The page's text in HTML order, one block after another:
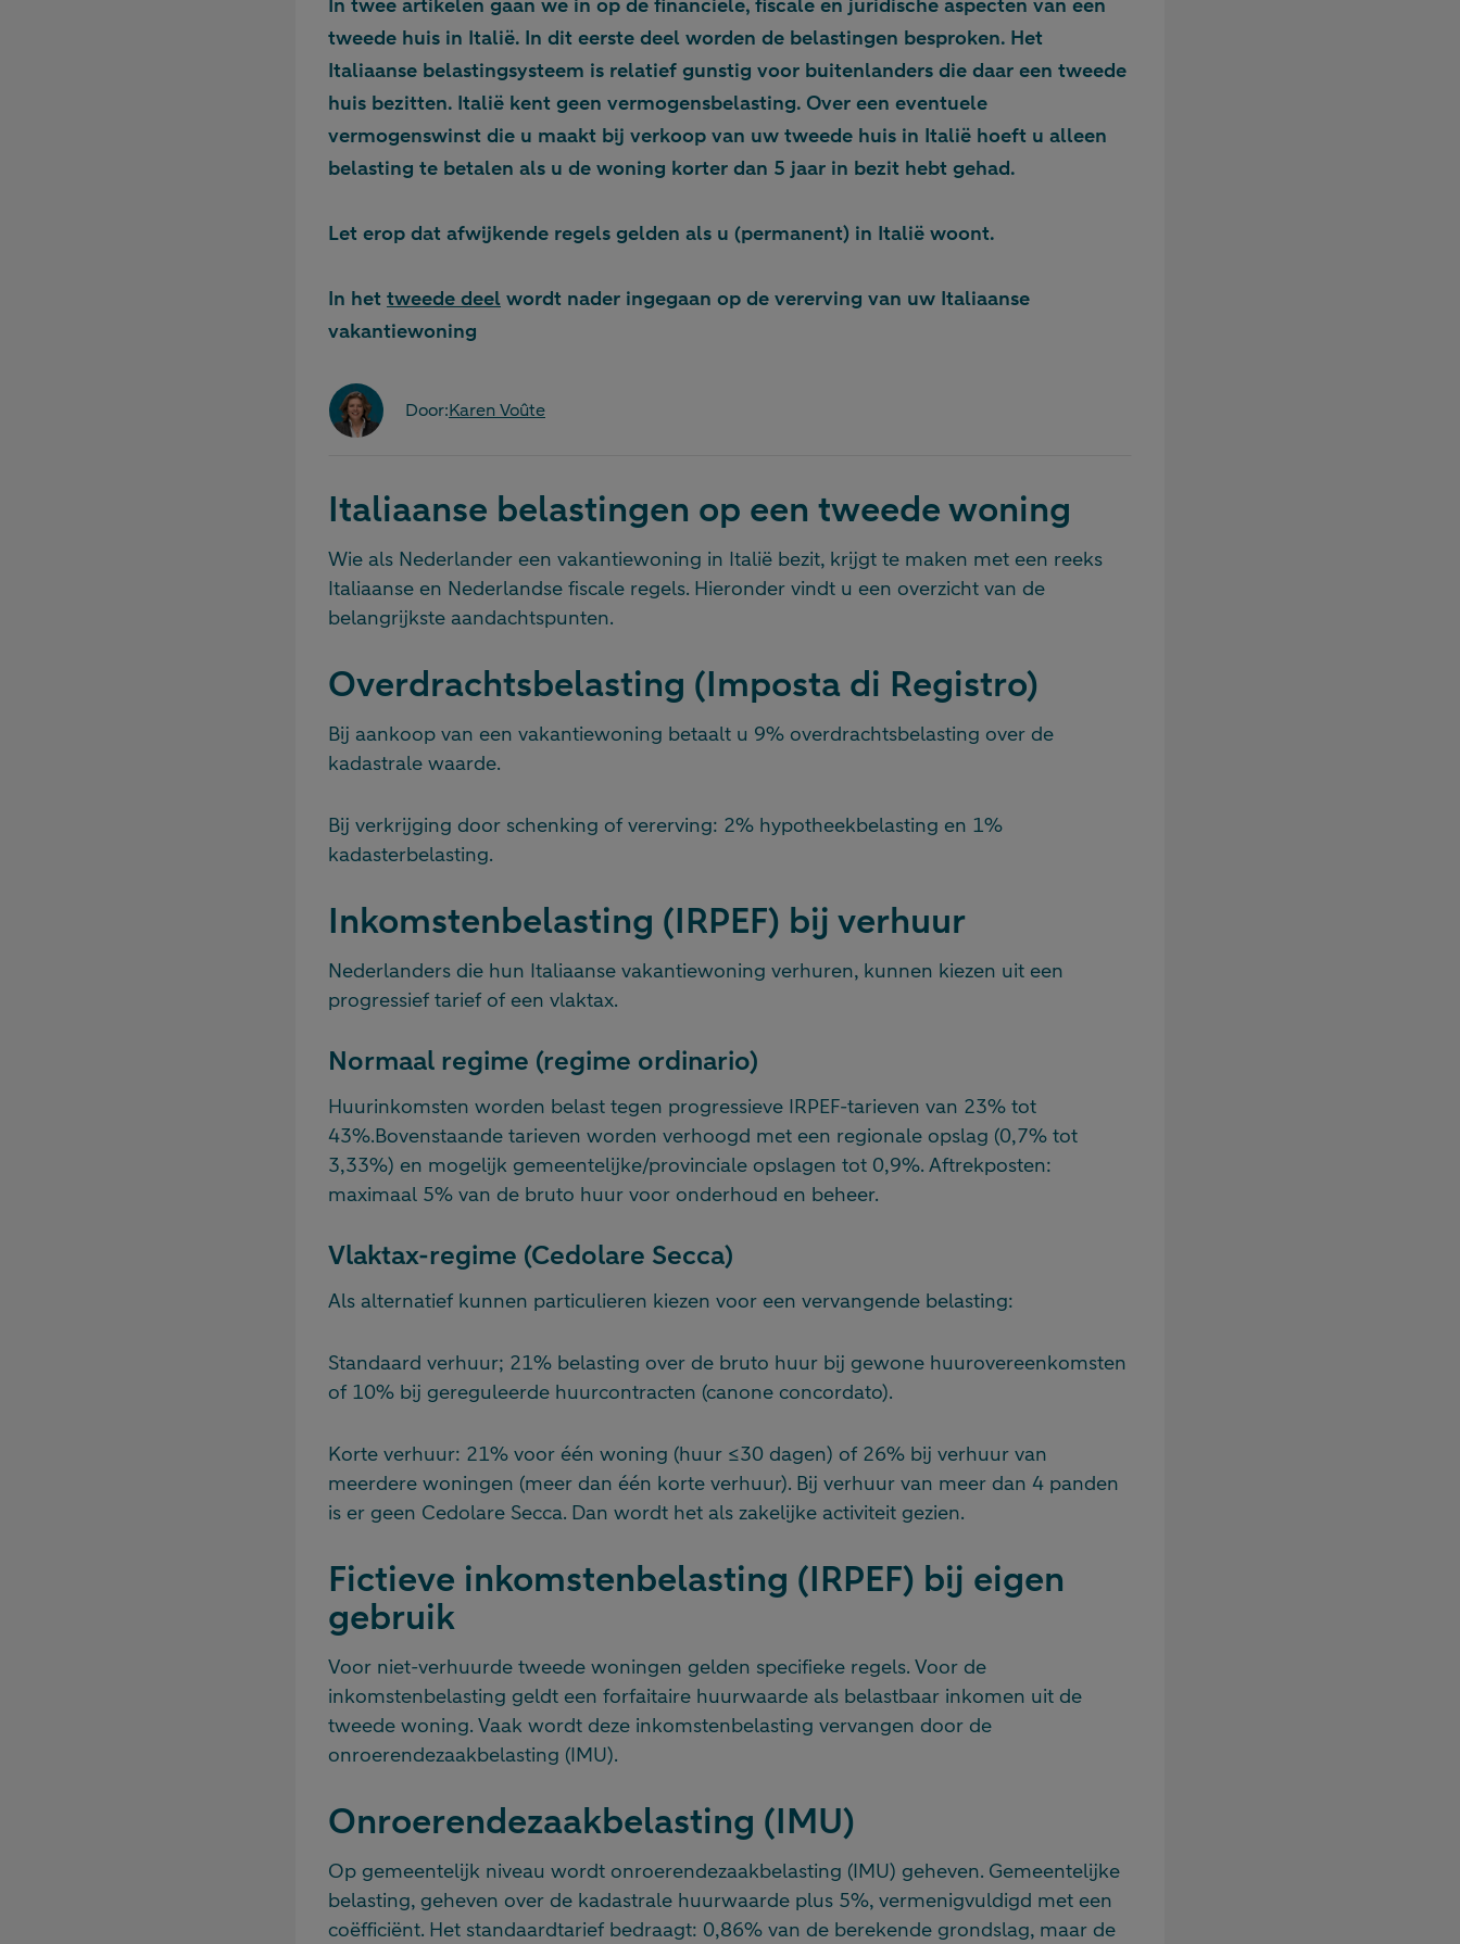
tweede huis in Italië. In dit eerste deel worden de belastingen besproken. Het
Italiaanse belastingsysteem is relatief gunstig voor buitenlanders die daar een tweede
huis bezitten. Italië kent geen vermogensbelasting. Over een eventuele
vermogenswinst die u maakt bij verkoop van uw tweede huis in Italië hoeft u alleen
belasting te betalen als u de woning korter dan 5 jaar in bezit hebt gehad.
Let erop dat afwijkende regels gelden als u (permanent) in Italië woont.
In het tweede deel wordt nader ingegaan op de vererving van uw Italiaanse
vakantiewoning
Door:Karen Voûte
Italiaanse belastingen op een tweede woning
Wie als Nederlander een vakantiewoning in Italië bezit, krijgt te maken met een reeks
Italiaanse en Nederlandse fiscale regels. Hieronder vindt u een overzicht van de
belangrijkste aandachtspunten.
Overdrachtsbelasting (Imposta di Registro)
Bij aankoop van een vakantiewoning betaalt u 9% overdrachtsbelasting over de
kadastrale waarde.
Bij verkrijging door schenking of vererving: 2% hypotheekbelasting en 1%
kadasterbelasting.
Inkomstenbelasting (IRPEF) bij verhuur
Nederlanders die hun Italiaanse vakantiewoning verhuren, kunnen kiezen uit een
progressief tarief of een vlaktax.
Normaal regime (regime ordinario)
Huurinkomsten worden belast tegen progressieve IRPEF-tarieven van 23% tot
43%.Bovenstaande tarieven worden verhoogd met een regionale opslag (0,7% tot
3,33%) en mogelijk gemeentelijke/provinciale opslagen tot 0,9%. Aftrekposten:
maximaal 5% van de bruto huur voor onderhoud en beheer.
Vlaktax-regime (Cedolare Secca)
Als alternatief kunnen particulieren kiezen voor een vervangende belasting:
Standaard verhuur; 21% belasting over de bruto huur bij gewone huurovereenkomsten
of 10% bij gereguleerde huurcontracten (canone concordato).
Korte verhuur: 21% voor één woning (huur ≤30 dagen) of 26% bij verhuur van
meerdere woningen (meer dan één korte verhuur). Bij verhuur van meer dan 4 panden
is er geen Cedolare Secca. Dan wordt het als zakelijke activiteit gezien.
Fictieve inkomstenbelasting (IRPEF) bij eigen
gebruik
Voor niet-verhuurde tweede woningen gelden specifieke regels. Voor de
inkomstenbelasting geldt een forfaitaire huurwaarde als belastbaar inkomen uit de
tweede woning. Vaak wordt deze inkomstenbelasting vervangen door de
onroerendezaakbelasting (IMU).
Onroerendezaakbelasting (IMU)
Op gemeentelijk niveau wordt onroerendezaakbelasting (IMU) geheven. Gemeentelijke
belasting, geheven over de kadastrale huurwaarde plus 5%, vermenigvuldigd met een
coëfficiënt. Het standaardtarief bedraagt: 0,86% van de berekende grondslag, maar de